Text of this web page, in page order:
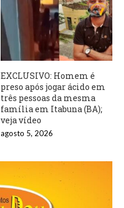
EXCLUSIVO: Homem é
preso após jogar ácido em
três pessoas da mesma
família em Itabuna (BA);
veja vídeo
agosto 5, 2026